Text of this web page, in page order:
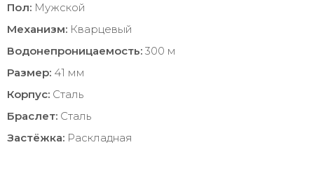
Пол: Мужской
Механизм: Кварцевый
Водонепроницаемость: 300 м
Размер: 41 мм
Корпус: Сталь
Браслет: Сталь
Застёжка: Раскладная